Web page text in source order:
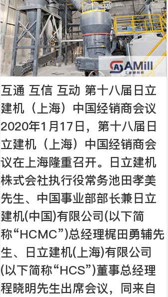
互通 互信 互动 第十八届日立
建机（上海）中国经销商会议
2020年1月17日，第十八届日
立建机（上海）中国经销商会
议在上海隆重召开。日立建机
株式会社执行役常务池田孝美
先生、中国事业部部长兼日立
建机(中国)有限公司(以下简
称“HCMC”)总经理梶田勇辅先
生、日立建机(上海)有限公司
(以下简称“HCS”)董事总经理
程晓明先生出席会议，同来自